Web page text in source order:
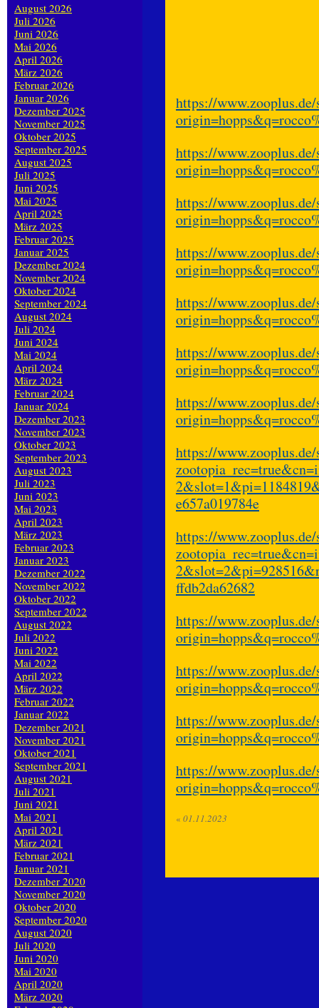
https://
https://
https://
https://
https://
https://
https://
https://
e657a019784e
https://
ffdb2da62682
https://
https://
https://
https://
« 01.11.2023
August 2026
Juli 2026
Juni 2026
Mai 2026
April 2026
März 2026
Februar 2026
Januar 2026
Dezember 2025
November 2025
Oktober 2025
September 2025
August 2025
Juli 2025
Juni 2025
Mai 2025
April 2025
März 2025
Februar 2025
Januar 2025
Dezember 2024
November 2024
Oktober 2024
September 2024
August 2024
Juli 2024
Juni 2024
Mai 2024
April 2024
März 2024
Februar 2024
Januar 2024
Dezember 2023
November 2023
Oktober 2023
September 2023
August 2023
Juli 2023
Juni 2023
Mai 2023
April 2023
März 2023
Februar 2023
Januar 2023
Dezember 2022
November 2022
Oktober 2022
September 2022
August 2022
Juli 2022
Juni 2022
Mai 2022
April 2022
März 2022
Februar 2022
Januar 2022
Dezember 2021
November 2021
Oktober 2021
September 2021
August 2021
Juli 2021
Juni 2021
Mai 2021
April 2021
März 2021
Februar 2021
Januar 2021
Dezember 2020
November 2020
Oktober 2020
September 2020
August 2020
Juli 2020
Juni 2020
Mai 2020
April 2020
März 2020